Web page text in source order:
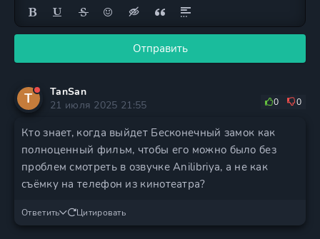
Отправить
T
TanSan
21 июля 2025 21:55
0 0
Кто знает, когда выйдет Бесконечный замок как
полноценный фильм, чтобы его можно было без
проблем смотреть в озвучке Anilibriya, а не как
съёмку на телефон из кинотеатра?
Ответить Цитировать